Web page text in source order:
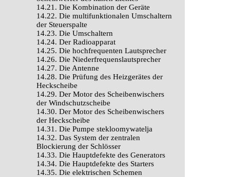
14.21. Die Kombination der Geräte
14.22. Die multifunktionalen Umschaltern
der Steuerspalte
14.23. Die Umschaltern
14.24. Der Radioapparat
14.25. Die hochfrequenten Lautsprecher
14.26. Die Niederfrequenslautsprecher
14.27. Die Antenne
14.28. Die Prüfung des Heizgerätes der
Heckscheibe
14.29. Der Motor des Scheibenwischers
der Windschutzscheibe
14.30. Der Motor des Scheibenwischers
der Heckscheibe
14.31. Die Pumpe stekloomywatelja
14.32. Das System der zentralen
Blockierung der Schlösser
14.33. Die Hauptdefekte des Generators
14.34. Die Hauptdefekte des Starters
14.35. Die elektrischen Schemen